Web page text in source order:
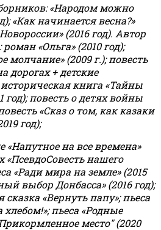
«Народом можно
«Как начинается весна?»
(2016 год). Автор
«Ольга» (2010 год);
молчание» (2009 г.); повесть
дорогах + детские
книга «Тайны
год); повесть о детях войны
«Сказ о том, как казаки
год);
«Напутное на все времена»
«ПсевдоСовесть нашего
«Ради мира на земле» (2015
выбор Донбасса» (2016 год);
сказка «Вернуть папу»; пьеса
хлебом!»;пьеса «Родные
место" (2020